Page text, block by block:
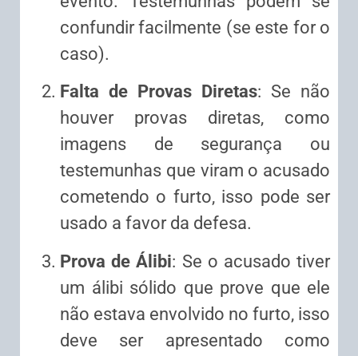
confundir facilmente (se este for o
caso).
Falta de Provas Diretas: Se não
houver provas diretas, como
imagens de segurança ou
testemunhas que viram o acusado
cometendo o furto, isso pode ser
usado a favor da defesa.
Prova de Álibi: Se o acusado tiver
um álibi sólido que prove que ele
não estava envolvido no furto, isso
deve ser apresentado como